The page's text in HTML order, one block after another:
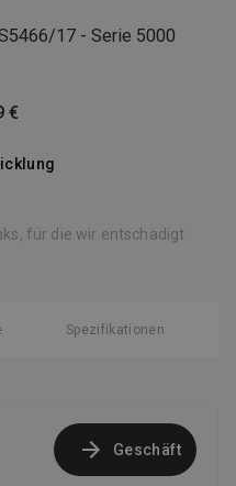
17 - Serie 5000
€
für die wir entschädigt
Spezifikationen
Geschäft